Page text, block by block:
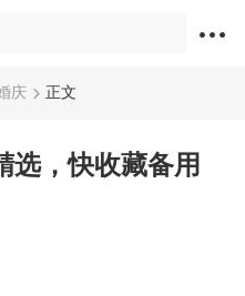
庆 正文
选，快收藏备用